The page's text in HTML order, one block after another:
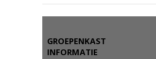
GROEPENKAST
INFORMATIE